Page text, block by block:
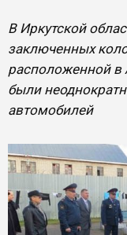
В Иркутской
заключенных
расположенной в
были
автомобилей